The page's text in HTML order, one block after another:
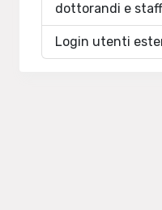
dottorandi e
Login utenti